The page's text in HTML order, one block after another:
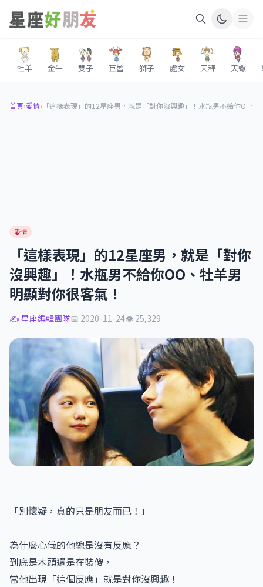
牡羊 金牛 雙子 巨蟹 獅子 處女 天秤 天蠍
首頁›愛情› ​​​​​​​「這樣表現」的12星座男，就是「對你沒興趣」！水瓶男不給你OO、牡羊男明顯對你很客氣！
愛情
​​​​​​​「這樣表現」的12星座男，就是「對你
沒興趣」！水瓶男不給你OO、牡羊男
明顯對你很客氣！
✍️ 星座編輯團隊📅 2020-11-24👁 25,329
「別懷疑，真的只是朋友而已！」
為什麼心儀的他總是沒有反應？
到底是木頭還是在裝傻，
當他出現「這個反應」就是對你沒興趣！